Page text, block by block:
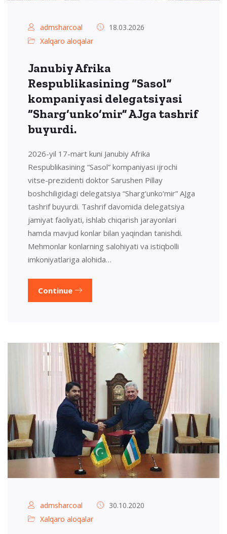
admsharcoal
18.03.2026
Xalqaro aloqalar
Janubiy Afrika
Respublikasining “Sasol”
kompaniyasi delegatsiyasi
“Sharg‘unko‘mir” AJga tashrif
buyurdi.
2026-yil 17-mart kuni Janubiy Afrika
Respublikasining “Sasol” kompaniyasi ijrochi
vitse-prezidenti doktor Sarushen Pillay
boshchiligidagi delegatsiya “Sharg‘unko‘mir” AJga
tashrif buyurdi. Tashrif davomida delegatsiya
jamiyat faoliyati, ishlab chiqarish jarayonlari
hamda mavjud konlar bilan yaqindan tanishdi.
Mehmonlar konlarning salohiyati va istiqbolli
imkoniyatlariga alohida…
Continue
admsharcoal
30.10.2020
Xalqaro aloqalar